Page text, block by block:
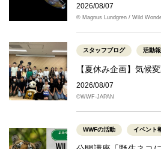
2026/08/07
© Magnus Lundgren / Wild
スタッフブログ 活動
【夏休み企画】気候
2026/08/07
©WWF-JAPAN
WWFの活動 イベント